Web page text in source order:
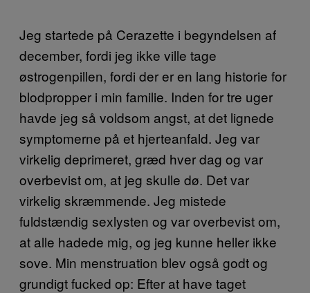
Jeg startede på Cerazette i begyndelsen af
december, fordi jeg ikke ville tage
østrogenpillen, fordi der er en lang historie for
blodpropper i min familie. Inden for tre uger
havde jeg så voldsom angst, at det lignede
symptomerne på et hjerteanfald. Jeg var
virkelig deprimeret, græd hver dag og var
overbevist om, at jeg skulle dø. Det var
virkelig skræmmende. Jeg mistede
fuldstændig sexlysten og var overbevist om,
at alle hadede mig, og jeg kunne heller ikke
sove. Min menstruation blev også godt og
grundigt fucked op: Efter at have taget